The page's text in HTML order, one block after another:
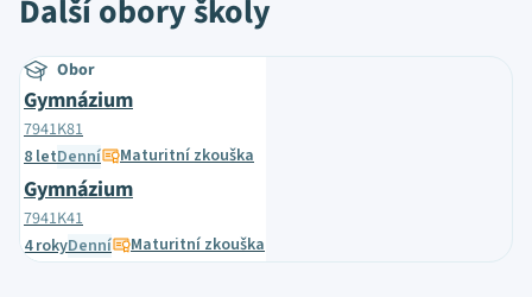
Další obory školy
Obor
Gymnázium
7941K81
8 letDenní Maturitní zkouška
Gymnázium
7941K41
4 rokyDenní Maturitní zkouška